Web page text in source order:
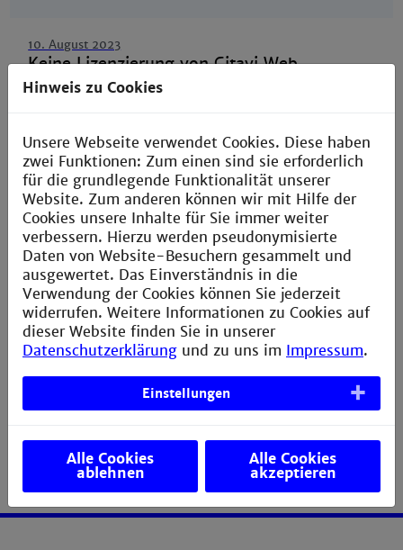
10. August 2023
Keine Lizenzierung von Citavi Web
« Zurück 1 2 3 4 5
Vor »
Ältere Meldungen bis 2022 finden Sie unter
Hinweis zu Cookies
Unsere Webseite verwendet Cookies. Diese haben
zwei Funktionen: Zum einen sind sie erforderlich
für die grundlegende Funktionalität unserer
Website. Zum anderen können wir mit Hilfe der
Cookies unsere Inhalte für Sie immer weiter
verbessern. Hierzu werden pseudonymisierte
Daten von Website-Besuchern gesammelt und
ausgewertet. Das Einverständnis in die
Verwendung der Cookies können Sie jederzeit
widerrufen. Weitere Informationen zu Cookies auf
dieser Website finden Sie in unserer
Datenschutzerklärung und zu uns im Impressum.
Einstellungen
Alle Cookies
ablehnen
Alle Cookies
akzeptieren